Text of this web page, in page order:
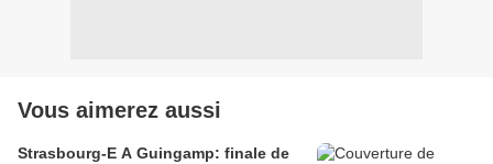
Vous aimerez aussi
Strasbourg-E A Guingamp: finale de